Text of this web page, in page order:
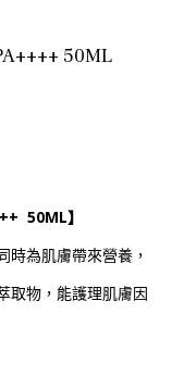
50ML
50ML】
時為肌膚帶來營養，
取物，能護理肌膚因